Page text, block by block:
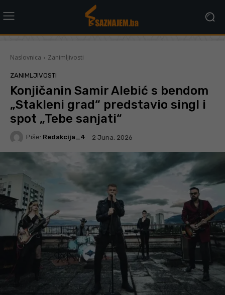
Naslovnica Zanimljivosti
ZANIMLJIVOSTI
Konjičanin Samir Alebić s bendom
„Stakleni grad“ predstavio singl i
spot „Tebe sanjati“
Piše: Redakcija_4 2 Juna, 2026